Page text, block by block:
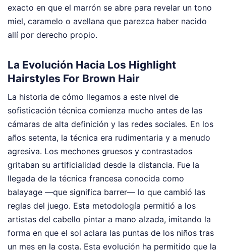
exacto en que el marrón se abre para revelar un tono
miel, caramelo o avellana que parezca haber nacido
allí por derecho propio.
La Evolución Hacia Los Highlight
Hairstyles For Brown Hair
La historia de cómo llegamos a este nivel de
sofisticación técnica comienza mucho antes de las
cámaras de alta definición y las redes sociales. En los
años setenta, la técnica era rudimentaria y a menudo
agresiva. Los mechones gruesos y contrastados
gritaban su artificialidad desde la distancia. Fue la
llegada de la técnica francesa conocida como
balayage —que significa barrer— lo que cambió las
reglas del juego. Esta metodología permitió a los
artistas del cabello pintar a mano alzada, imitando la
forma en que el sol aclara las puntas de los niños tras
un mes en la costa. Esta evolución ha permitido que la